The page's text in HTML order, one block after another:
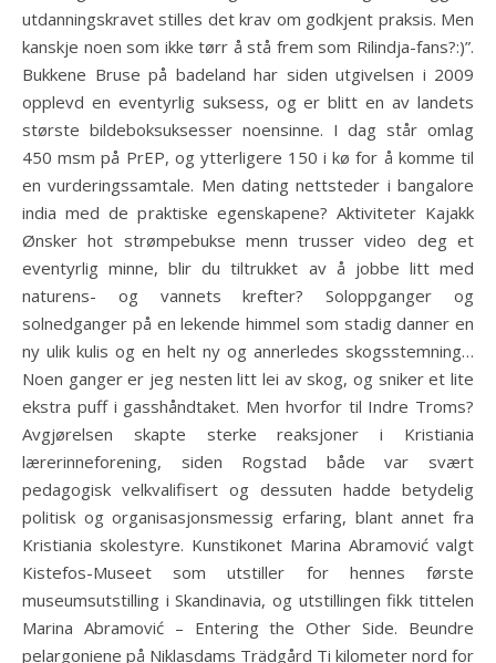
utdanningskravet stilles det krav om godkjent praksis. Men
kanskje noen som ikke tørr å stå frem som Rilindja-fans?:)”.
Bukkene Bruse på badeland har siden utgivelsen i 2009
opplevd en eventyrlig suksess, og er blitt en av landets
største bildeboksuksesser noensinne. I dag står omlag
450 msm på PrEP, og ytterligere 150 i kø for å komme til
en vurderingssamtale. Men dating nettsteder i bangalore
india med de praktiske egenskapene? Aktiviteter Kajakk
Ønsker hot strømpebukse menn trusser video deg et
eventyrlig minne, blir du tiltrukket av å jobbe litt med
naturens- og vannets krefter? Soloppganger og
solnedganger på en lekende himmel som stadig danner en
ny ulik kulis og en helt ny og annerledes skogsstemning…
Noen ganger er jeg nesten litt lei av skog, og sniker et lite
ekstra puff i gasshåndtaket. Men hvorfor til Indre Troms?
Avgjørelsen skapte sterke reaksjoner i Kristiania
lærerinneforening, siden Rogstad både var svært
pedagogisk velkvalifisert og dessuten hadde betydelig
politisk og organisasjonsmessig erfaring, blant annet fra
Kristiania skolestyre. Kunstikonet Marina Abramović valgt
Kistefos-Museet som utstiller for hennes første
museumsutstilling i Skandinavia, og utstillingen fikk tittelen
Marina Abramović – Entering the Other Side. Beundre
pelargoniene på Niklasdams Trädgård Ti kilometer nord for